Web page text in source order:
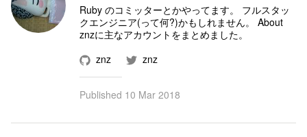
Ruby のコミッターとかやってます。 フルスタッ
クエンジニア(って何?)かもしれません。 About
znzに主なアカウントをまとめました。
znz
znz
Published 10 Mar 2018